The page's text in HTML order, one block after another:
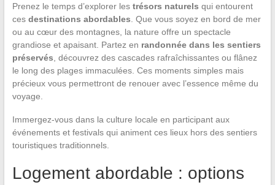
Prenez le temps d’explorer les trésors naturels qui entourent
ces destinations abordables . Que vous soyez en bord de mer
ou au cœur des montagnes, la nature offre un spectacle
grandiose et apaisant. Partez en randonnée dans les sentiers
préservés , découvrez des cascades rafraîchissantes ou flânez
le long des plages immaculées. Ces moments simples mais
précieux vous permettront de renouer avec l’essence même du
voyage.
Immergez-vous dans la culture locale en participant aux
événements et festivals qui animent ces lieux hors des sentiers
touristiques traditionnels.
Logement abordable : options